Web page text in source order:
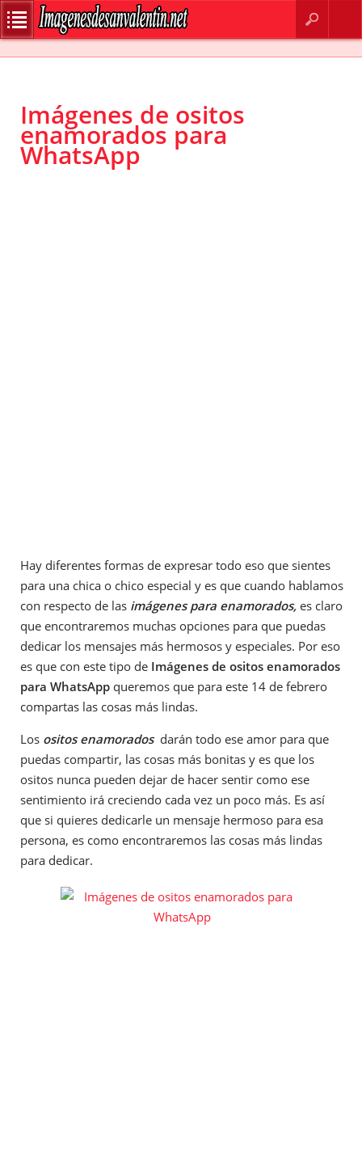
CONTACTO
BUSCAR
Imágenes de ositos
enamorados para
WhatsApp
Hay diferentes formas de expresar todo eso que sientes
para una chica o chico especial y es que cuando hablamos
con respecto de las imágenes para enamorados, es claro
que encontraremos muchas opciones para que puedas
dedicar los mensajes más hermosos y especiales. Por eso
es que con este tipo de Imágenes de ositos enamorados
para WhatsApp queremos que para este 14 de febrero
compartas las cosas más lindas.
Los ositos enamorados darán todo ese amor para que
puedas compartir, las cosas más bonitas y es que los
ositos nunca pueden dejar de hacer sentir como ese
sentimiento irá creciendo cada vez un poco más. Es así
que si quieres dedicarle un mensaje hermoso para esa
persona, es como encontraremos las cosas más lindas
para dedicar.